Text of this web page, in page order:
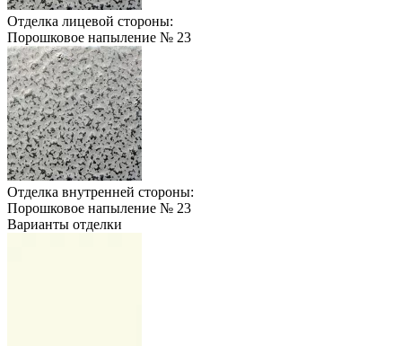
Отделка лицевой стороны:
Порошковое напыление № 23
Отделка внутренней стороны:
Порошковое напыление № 23
Варианты отделки